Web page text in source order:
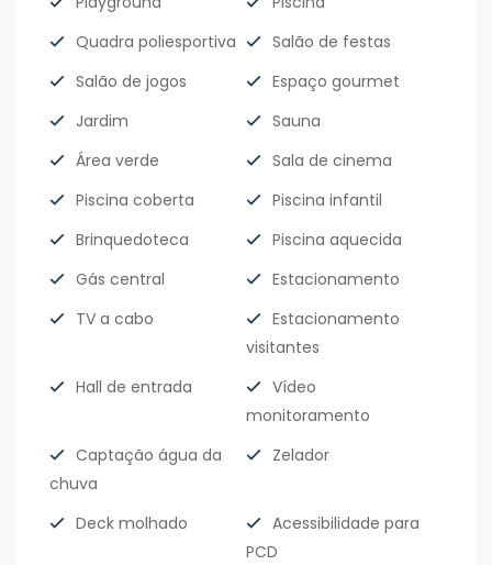
Quadra poliesportiva
Salão de festas
Salão de jogos
Espaço gourmet
Jardim
Sauna
Área verde
Sala de cinema
Piscina coberta
Piscina infantil
Brinquedoteca
Piscina aquecida
Gás central
Estacionamento
TV a cabo
Estacionamento
visitantes
Hall de entrada
Vídeo
monitoramento
Captação água da
chuva
Zelador
Deck molhado
Acessibilidade para
PCD